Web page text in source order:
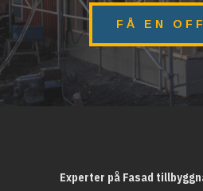
FÅ EN
Experter på Fasad